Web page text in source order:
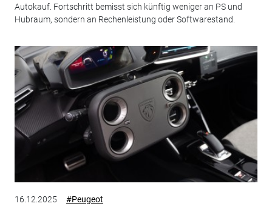
Autokauf. Fortschritt bemisst sich künftig weniger an PS und
Hubraum, sondern an Rechenleistung oder Softwarestand.
16.12.2025 #Peugeot